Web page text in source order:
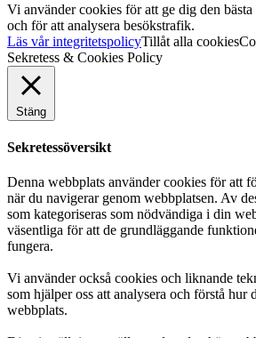
Vi använder cookies för att ge dig den
och för att analysera besökstrafik.
Läs vår integritetspolicyTillåt alla cookies
Sekretess & Cookies Policy
Stäng
Sekretessöversikt
Denna webbplats använder cookies för att
när du navigerar genom webbplatsen. Av
som kategoriseras som nödvändiga i din
väsentliga för att de grundläggande
fungera.
Vi använder också cookies och liknande
som hjälper oss att analysera och förstå hur
webbplats.